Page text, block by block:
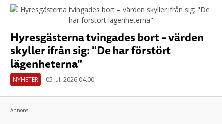
Hyresgästerna tvingades bort – värden
skyller ifrån sig: "De har förstört
lägenheterna"
NYHETER 05 juli 2026 04.00
Annons: